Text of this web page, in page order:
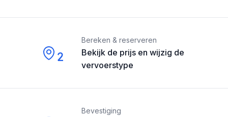
2
Bekijk de prijs en wijzig de
vervoerstype
Bereken & reserveren
Bevestiging